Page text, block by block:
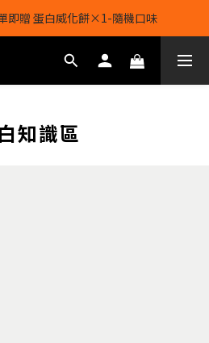
即贈 蛋白威化餅×1-隨機口味
即贈 蛋白威化餅×1-隨機口味
全單*95折*，可與活動折扣疊加。
即贈 蛋白威化餅×1-隨機口味
知識區